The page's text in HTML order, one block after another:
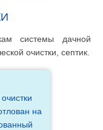
системы дачной
очистки, септик.
на